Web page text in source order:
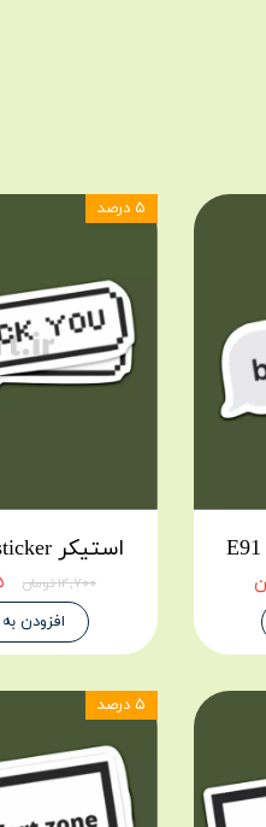
استیکر Text sticker کد E90
۱۴,۷۰۰ تومان
افزودن
۵ درصد
۵ درصد